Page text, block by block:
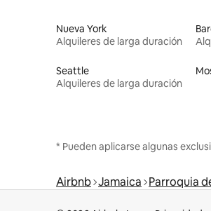
Nueva York
Alquileres de larga duración
Seattle
Alquileres de larga duración
* Pueden aplicarse algunas
Airbnb Jamaica Parroquia